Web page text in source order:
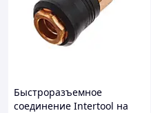
Быстроразъемное
соединение Intertool на